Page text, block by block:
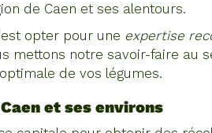
de Caen et ses alentours.
opter pour une expertise
mettons notre savoir-faire
de vos légumes.
et ses environs